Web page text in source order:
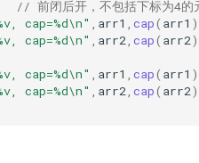
// 前闭后开，不包括下标为4的
cap=%d\n" , arr1 , cap( arr1
cap=%d\n" , arr2, cap( arr2
cap=%d\n" , arr1 , cap( arr1
cap=%d\n" , arr2, cap( arr2